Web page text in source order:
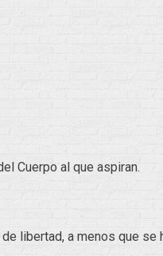
Cuerpo al que aspiran.
libertad, a menos que